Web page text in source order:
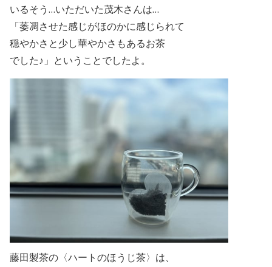
いるそう…いただいた茂木さんは…
「萎凋させた感じがほのかに感じられて
穏やかさと少し華やかさもあるお茶
でした♪」ということでしたよ。
藤田製茶の 〈ハートのほうじ茶〉は、